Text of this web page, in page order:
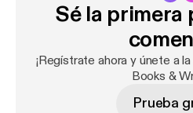
Sé la primera
¡Regístrate ahora y únete a
Books &
Prueba